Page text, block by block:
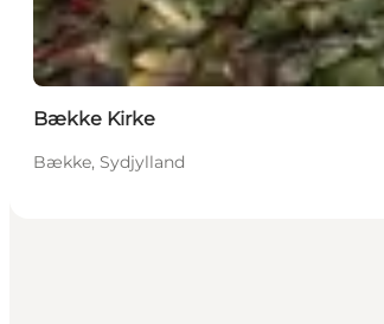
Bække Kirke
Bække, Sydjylland